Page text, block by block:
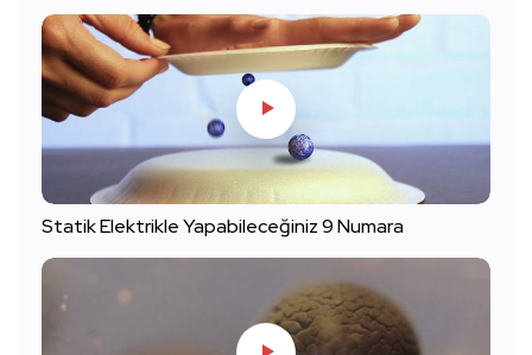
Statik Elektrikle Yapabileceğiniz 9 Numara